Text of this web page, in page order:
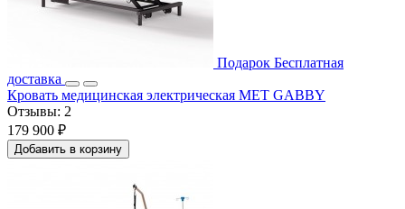
Подарок Бесплатная
доставка
Кровать медицинская электрическая MET GABBY
Отзывы: 2
179 900 ₽
Добавить в корзину